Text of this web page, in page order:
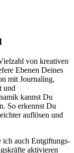
von kreativen
Ebenen Deines
mit Journaling,
und
kannst Du
So erkennst Du
auflösen und
ich auch Entgiftungs-
aktivieren